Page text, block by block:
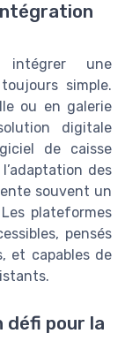
intégrer une
simple.
ou en galerie
digitale
de caisse
des
souvent un
plateformes
pensés
et capables de
défi pour la